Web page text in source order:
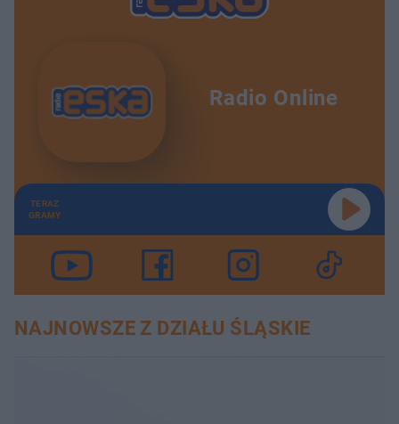
Radio Online
TERAZ
GRAMY
NAJNOWSZE Z DZIAŁU ŚLĄSKIE